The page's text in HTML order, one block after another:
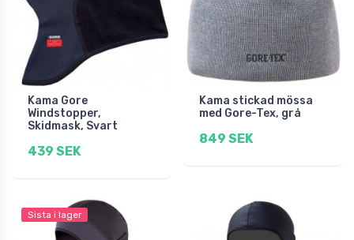
Kama Gore
Windstopper,
Skidmask, Svart
439 SEK
Kama stickad mössa
med Gore-Tex, grå
849 SEK
Sista i lager